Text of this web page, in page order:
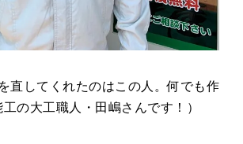
直してくれたのはこの人。何でも作
の大工職人・田嶋さんです！）